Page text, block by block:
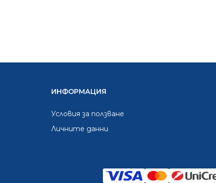
ИНФОРМАЦИЯ
Условия за ползване
Личните данни